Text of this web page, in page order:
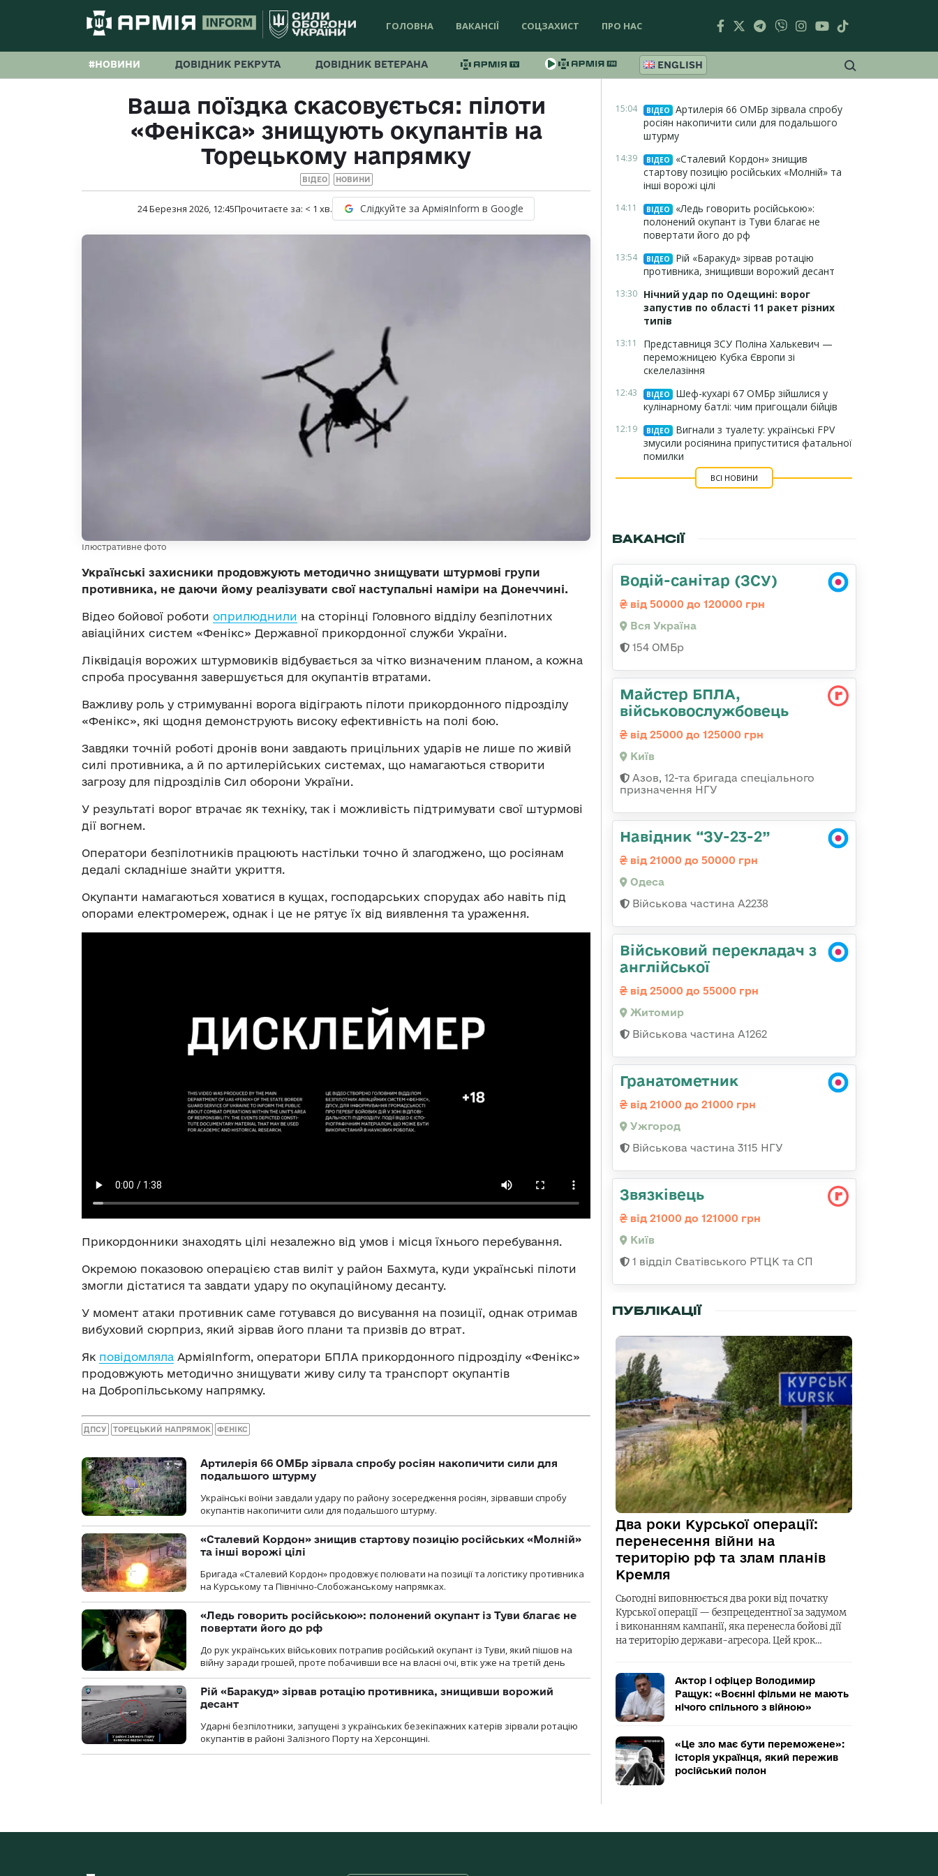
ГОЛОВНА ВАКАНСІЇ СОЦЗАХИСТ ПРО НАС
#НОВИНИ ДОВІДНИК РЕКРУТА ДОВІДНИК ВЕТЕРАНА ENGLISH
Ваша поїздка скасовується: пілоти
«Фенікса» знищують окупантів на
Торецькому напрямку
ВІДЕО НОВИНИ
24 Березня 2026, 12:45Прочитаєте за: < 1 хв. Слідкуйте за АрміяInform в Google
Ілюстративне фото
Українські захисники продовжують методично знищувати штурмові групи
противника, не даючи йому реалізувати свої наступальні наміри на Донеччині.
Відео бойової роботи оприлюднили на сторінці Головного відділу безпілотних
авіаційних систем «Фенікс» Державної прикордонної служби України.
Ліквідація ворожих штурмовиків відбувається за чітко визначеним планом, а кожна
спроба просування завершується для окупантів втратами.
Важливу роль у стримуванні ворога відіграють пілоти прикордонного підрозділу
«Фенікс», які щодня демонструють високу ефективність на полі бою.
Завдяки точній роботі дронів вони завдають прицільних ударів не лише по живій
силі противника, а й по артилерійських системах, що намагаються створити
загрозу для підрозділів Сил оборони України.
У результаті ворог втрачає як техніку, так і можливість підтримувати свої штурмові
дії вогнем.
Оператори безпілотників працюють настільки точно й злагоджено, що росіянам
дедалі складніше знайти укриття.
Окупанти намагаються ховатися в кущах, господарських спорудах або навіть під
опорами електромереж, однак і це не рятує їх від виявлення та ураження.
Прикордонники знаходять цілі незалежно від умов і місця їхнього перебування.
Окремою показовою операцією став виліт у район Бахмута, куди українські пілоти
змогли дістатися та завдати удару по окупаційному десанту.
У момент атаки противник саме готувався до висування на позиції, однак отримав
вибуховий сюрприз, який зірвав його плани та призвів до втрат.
Як повідомляла АрміяInform, оператори БПЛА прикордонного підрозділу «Фенікс»
продовжують методично знищувати живу силу та транспорт окупантів
на Добропільському напрямку.
ДПСУ ТОРЕЦЬКИЙ НАПРЯМОК ФЕНІКС
Артилерія 66 ОМБр зірвала спробу росіян накопичити сили для
подальшого штурму
Українські воїни завдали удару по району зосередження росіян, зірвавши спробу
окупантів накопичити сили для подальшого штурму.
«Сталевий Кордон» знищив стартову позицію російських «Молній»
та інші ворожі цілі
Бригада «Сталевий Кордон» продовжує полювати на позиції та логістику противника
на Курському та Північно-Слобожанському напрямках.
«Ледь говорить російською»: полонений окупант із Туви благає не
повертати його до рф
До рук українських військових потрапив російський окупант із Туви, який пішов на
війну заради грошей, проте побачивши все на власні очі, втік уже на третій день
Рій «Баракуд» зірвав ротацію противника, знищивши ворожий
десант
Ударні безпілотники, запущені з українських безекіпажних катерів зірвали ротацію
окупантів в районі Залізного Порту на Херсонщині.
15:04 ВІДЕО
Артилерія 66 ОМБр зірвала спробу
росіян накопичити сили для подальшого
штурму
14:39 ВІДЕО
«Сталевий Кордон» знищив
стартову позицію російських «Молній» та
інші ворожі цілі
14:11 ВІДЕО
«Ледь говорить російською»:
полонений окупант із Туви благає не
повертати його до рф
13:54 ВІДЕО
Рій «Баракуд» зірвав ротацію
противника, знищивши ворожий десант
13:30 Нічний удар по Одещині: ворог
запустив по області 11 ракет різних
типів
13:11
Представниця ЗСУ Поліна Халькевич —
переможницею Кубка Європи зі
скелелазіння
12:43 ВІДЕО
Шеф-кухарі 67 ОМБр зійшлися у
кулінарному батлі: чим пригощали бійців
12:19 ВІДЕО
Вигнали з туалету: українські FPV
змусили росіянина припуститися фатальної
помилки
ВСІ НОВИНИ
ВАКАНСІЇ
Водій-санітар (ЗСУ)
від 50000 до 120000 грн
Вся Україна
154 ОМБр
Майстер БПЛА,
військовослужбовець
від 25000 до 125000 грн
Київ
Азов, 12-та бригада спеціального
призначення НГУ
Навідник “ЗУ-23-2”
від 21000 до 50000 грн
Одеса
Військова частина А2238
Військовий перекладач з
англійської
від 25000 до 55000 грн
Житомир
Військова частина А1262
Гранатометник
від 21000 до 21000 грн
Ужгород
Військова частина 3115 НГУ
Звязківець
від 21000 до 121000 грн
Київ
1 відділ Сватівського РТЦК та СП
ПУБЛІКАЦІЇ
Два роки Курської операції:
перенесення війни на
територію рф та злам планів
Кремля
Сьогодні виповнюється два роки від початку
Курської операції — безпрецедентної за задумом
і виконанням кампанії, яка перенесла бойові дії
на територію держави-агресора. Цей крок…
Актор і офіцер Володимир
Ращук: «Воєнні фільми не мають
нічого спільного з війною»
«Це зло має бути переможене»:
історія українця, який пережив
російський полон